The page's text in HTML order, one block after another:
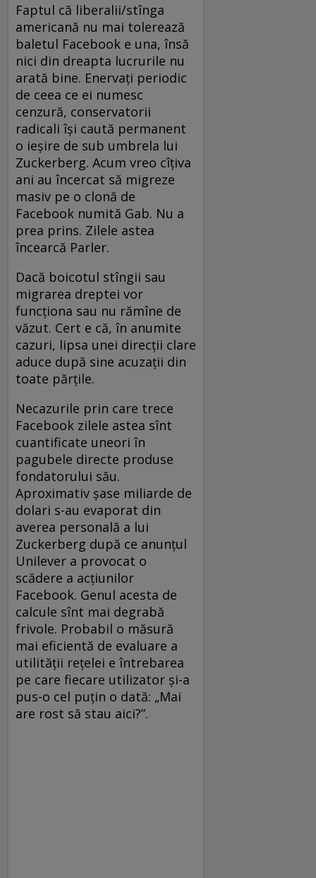
Faptul că liberalii/stînga
americană nu mai tolerează
baletul Facebook e una, însă
nici din dreapta lucrurile nu
arată bine. Enervați periodic
de ceea ce ei numesc
cenzură, conservatorii
radicali își caută permanent
o ieșire de sub umbrela lui
Zuckerberg. Acum vreo cîțiva
ani au încercat să migreze
masiv pe o clonă de
Facebook numită Gab. Nu a
prea prins. Zilele astea
încearcă Parler.
Dacă boicotul stîngii sau
migrarea dreptei vor
funcționa sau nu rămîne de
văzut. Cert e că, în anumite
cazuri, lipsa unei direcții clare
aduce după sine acuzații din
toate părțile.
Necazurile prin care trece
Facebook zilele astea sînt
cuantificate uneori în
pagubele directe produse
fondatorului său.
Aproximativ șase miliarde de
dolari s-au evaporat din
averea personală a lui
Zuckerberg după ce anunțul
Unilever a provocat o
scădere a acțiunilor
Facebook. Genul acesta de
calcule sînt mai degrabă
frivole. Probabil o măsură
mai eficientă de evaluare a
utilității rețelei e întrebarea
pe care fiecare utilizator și-a
pus-o cel puțin o dată: „Mai
are rost să stau aici?”.